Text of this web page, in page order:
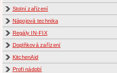
Stolní zařízení
Nápojová technika
Regály IN-FIX
Doplňková zařízení
KitchenAid
Profi nádobí